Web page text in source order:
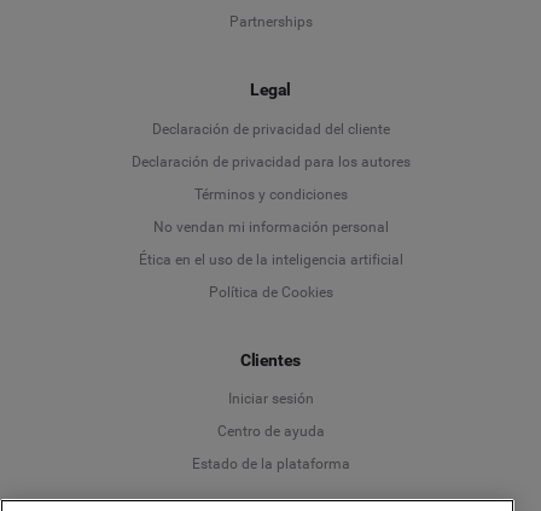
Partnerships
Legal
Declaración de privacidad del cliente
Declaración de privacidad para los autores
Términos y condiciones
No vendan mi información personal
Ética en el uso de la inteligencia artificial
Política de Cookies
Clientes
Iniciar sesión
Centro de ayuda
Estado de la plataforma
Language
Deutsch